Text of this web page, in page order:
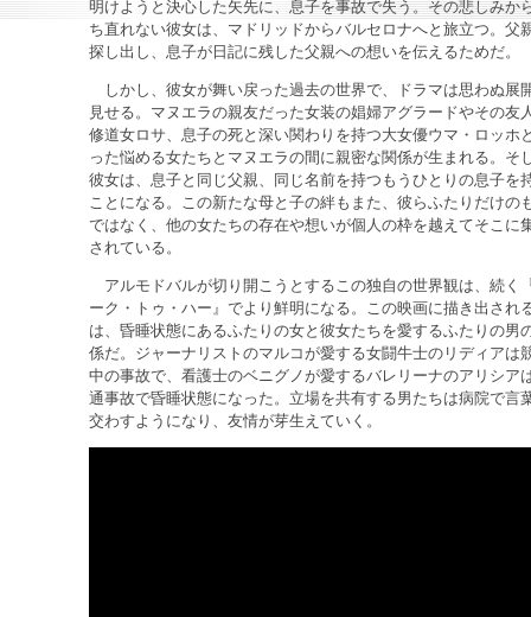
明けようと決心した矢先に、息子を事故で失う。その悲しみか
ち直れない彼女は、マドリッドからバルセロナへと旅立つ。父
探し出し、息子が日記に残した父親への想いを伝えるためだ。
しかし、彼女が舞い戻った過去の世界で、ドラマは思わぬ展
見せる。マヌエラの親友だった女装の娼婦アグラードやその友
修道女ロサ、息子の死と深い関わりを持つ大女優ウマ・ロッホ
った悩める女たちとマヌエラの間に親密な関係が生まれる。そ
彼女は、息子と同じ父親、同じ名前を持つもうひとりの息子を
ことになる。この新たな母と子の絆もまた、彼らふたりだけの
ではなく、他の女たちの存在や想いが個人の枠を越えてそこに
されている。
アルモドバルが切り開こうとするこの独自の世界観は、続く
ーク・トゥ・ハー』でより鮮明になる。この映画に描き出され
は、昏睡状態にあるふたりの女と彼女たちを愛するふたりの男
係だ。ジャーナリストのマルコが愛する女闘牛士のリディアは
中の事故で、看護士のベニグノが愛するバレリーナのアリシア
通事故で昏睡状態になった。立場を共有する男たちは病院で言
交わすようになり、友情が芽生えていく。